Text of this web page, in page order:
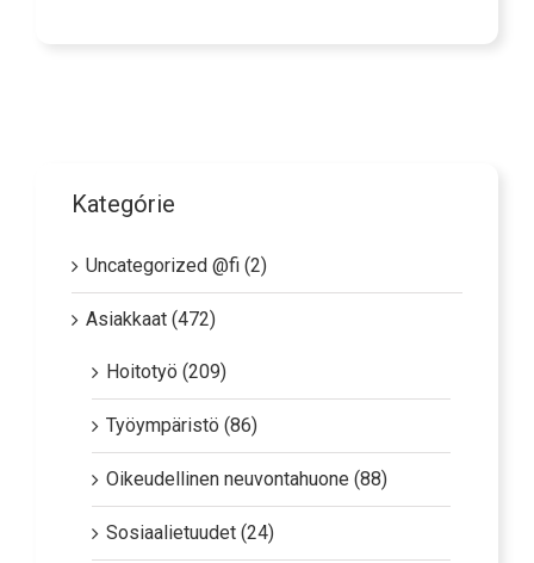
Kategórie
Uncategorized @fi (2)
Asiakkaat (472)
Hoitotyö (209)
Työympäristö (86)
Oikeudellinen neuvontahuone (88)
Sosiaalietuudet (24)